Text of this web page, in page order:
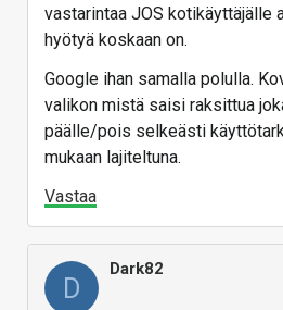
vastarintaa JOS kotikäyttäjälle
hyötyä koskaan on.
Google ihan samalla polulla.
valikon mistä saisi raksittua
päälle/pois selkeästi
mukaan lajiteltuna.
Vastaa
D
Dark82